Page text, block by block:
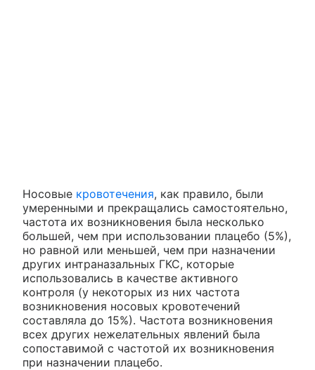
Носовые кровотечения, как правило, были
умеренными и прекращались самостоятельно,
частота их возникновения была несколько
большей, чем при использовании плацебо (5%),
но равной или меньшей, чем при назначении
других интраназальных ГКС, которые
использовались в качестве активного
контроля (у некоторых из них частота
возникновения носовых кровотечений
составляла до 15%). Частота возникновения
всех других нежелательных явлений была
сопоставимой с частотой их возникновения
при назначении плацебо.